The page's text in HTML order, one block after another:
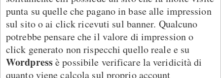
punta su quelle che pagano in base alle impression
sul sito o ai click ricevuti sul banner. Qualcuno
potrebbe pensare che il valore di impression o
click generato non rispecchi quello reale e su
Wordpressè possibile verificare la veridicità di
quanto viene calcola sul proprio account